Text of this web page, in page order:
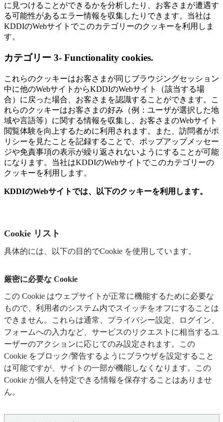
に見つけることができるかを分析したり、お客さまが遭遇す
る可能性があるエラー情報を収集したりできます。当社は
KDDIのWebサイトでこのカテゴリーのクッキーを利用しま
す。
カテゴリー 3- Functionality cookies.
これらのクッキーはお客さまが同じブラウジングセッション
中に他のWebサイトからKDDIのWebサイト（該当する場
合）に戻った場合、お客さまを認識することができます。こ
れらのクッキーはお客さまの好み（例：ユーザが選択した地
域や言語等）に関する情報を収集し、お客さまのWebサイト
閲覧体験を向上するために利用されます。また、訪問者がポ
リシーを見たことを記録することで、ポップアップメッセー
ジや免責事項の表示が繰り返されないようにすることが可能
になります。当社はKDDIのWebサイトでこのカテゴリーの
クッキーを利用します。
KDDIのWebサイトでは、以下のクッキーを利用します。
Cookie リスト
具体的には、以下の目的でCookie を使用しています。
厳密に必要な Cookie
この Cookie はウェブサイトが正常に機能するために必要な
もので、利用者のシステム内でスイッチをオフにすることは
できません。これらは通常、プライバシー設定、ログイン、
フォームへの入力など、サービスのリクエストに相当するユ
ーザーのアクションに応じてのみ設定されます。この
Cookie をブロック/警告するようにブラウザを設定すること
は可能ですが、サイトの一部が機能しなくなります。この
Cookie が個人を特定できる情報を保存することはありませ
ん。